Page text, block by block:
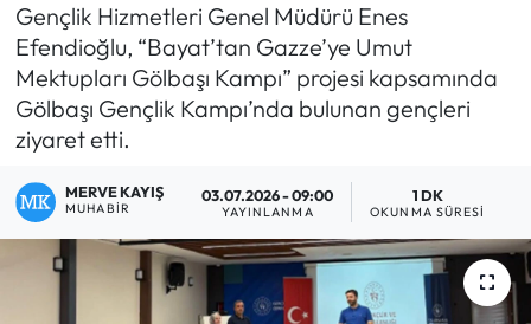
Gençlik Hizmetleri Genel Müdürü Enes
Efendioğlu, “Bayat’tan Gazze’ye Umut
Mektupları Gölbaşı Kampı” projesi kapsamında
Gölbaşı Gençlik Kampı’nda bulunan gençleri
ziyaret etti.
MERVE KAYIŞ
MUHABIR
03.07.2026 - 09:00
YAYINLANMA
1 DK
OKUNMA SÜRESI
Boğazkale Haberleri
Çorum Haberleri
Çorum Son Dakika Haberleri
Dodurga Haberleri
Eğitim
TFF 1.Lig Puan Durumu ve Fikstür
Tüm Manşetler
Son Dakika Haberleri
Haber Arşivi